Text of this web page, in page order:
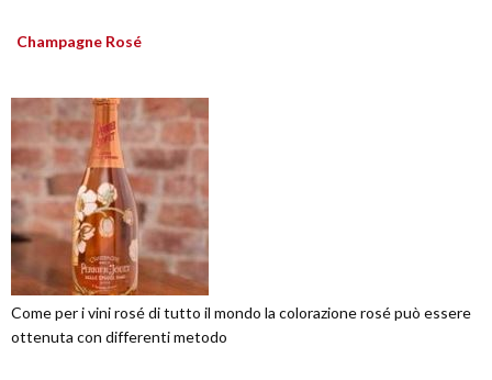
Champagne Rosé
Come per i vini rosé di tutto il mondo la colorazione rosé può essere
ottenuta con differenti metodo